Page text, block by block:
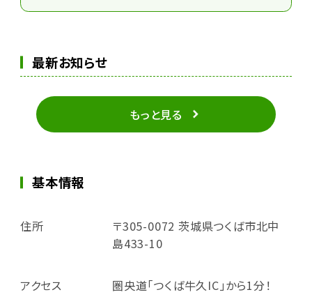
最新お知らせ
もっと見る
基本情報
住所
〒305-0072 茨城県つくば市北中
島433-10
アクセス 圏央道「つくば牛久IC」から1分！